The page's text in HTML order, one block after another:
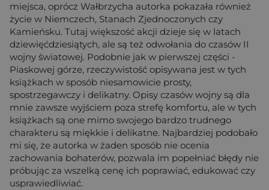
miejsca, oprócz Wałbrzycha autorka pokazała również
życie w Niemczech, Stanach Zjednoczonych czy
Kamieńsku. Tutaj większość akcji dzieje się w latach
dziewięćdziesiątych, ale są też odwołania do czasów II
wojny światowej. Podobnie jak w pierwszej części -
Piaskowej górze, rzeczywistość opisywana jest w tych
książkach w sposób niesamowicie prosty,
spostrzegawczy i delikatny. Opisy czasów wojny są dla
mnie zawsze wyjściem poza strefę komfortu, ale w tych
książkach są one mimo swojego bardzo trudnego
charakteru są miękkie i delikatne. Najbardziej podobało
mi się, że autorka w żaden sposób nie ocenia
zachowania bohaterów, pozwala im popełniać błędy nie
próbując za wszelką cenę ich poprawiać, edukować czy
usprawiedliwiać.